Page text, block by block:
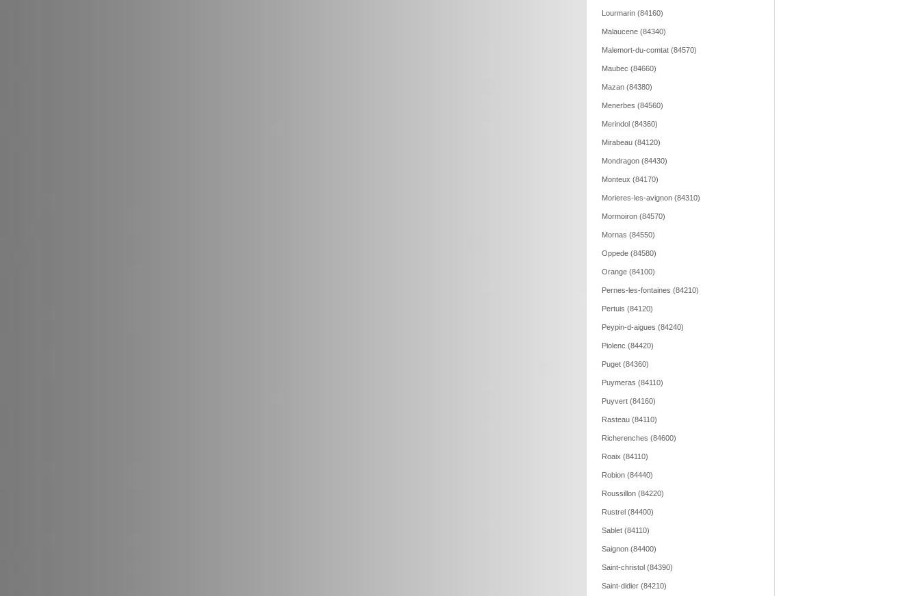
Lourmarin (84160)
Malaucene (84340)
Malemort-du-comtat (84570)
Maubec (84660)
Mazan (84380)
Menerbes (84560)
Merindol (84360)
Mirabeau (84120)
Mondragon (84430)
Monteux (84170)
Morieres-les-avignon (84310)
Mormoiron (84570)
Mornas (84550)
Oppede (84580)
Orange (84100)
Pernes-les-fontaines (84210)
Pertuis (84120)
Peypin-d-aigues (84240)
Piolenc (84420)
Puget (84360)
Puymeras (84110)
Puyvert (84160)
Rasteau (84110)
Richerenches (84600)
Roaix (84110)
Robion (84440)
Roussillon (84220)
Rustrel (84400)
Sablet (84110)
Saignon (84400)
Saint-christol (84390)
Saint-didier (84210)